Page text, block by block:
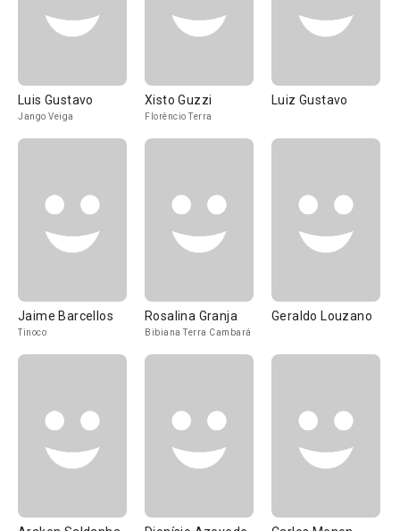
Luis Gustavo
Jango Veiga
Xisto Guzzi
Florêncio Terra
Luiz Gustavo
Jaime Barcellos
Tinoco
Rosalina Granja
Bibiana Terra Cambará
Geraldo Louzano